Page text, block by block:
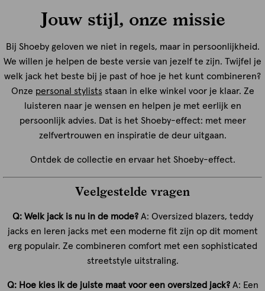
Jouw stijl, onze missie
Bij Shoeby geloven we niet in regels, maar in persoonlijkheid.
We willen je helpen de beste versie van jezelf te zijn. Twijfel je
welk jack het beste bij je past of hoe je het kunt combineren?
Onze personal stylistsstaan in elke winkel voor je klaar. Ze
luisteren naar je wensen en helpen je met eerlijk en
persoonlijk advies. Dat is het Shoeby-effect: met meer
zelfvertrouwen en inspiratie de deur uitgaan.
Ontdek de collectie en ervaar het Shoeby-effect.
Veelgestelde vragen
Q: Welk jack is nu in de mode?A: Oversized blazers, teddy
jacks en leren jacks met een moderne fit zijn op dit moment
erg populair. Ze combineren comfort met een sophisticated
streetstyle uitstraling.
Q: Hoe kies ik de juiste maat voor een oversized jack?A: Een